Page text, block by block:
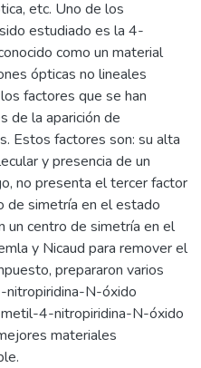
etc. Uno de los
estudiado es la 4-
como un material
ópticas no lineales
factores que se han
de la aparición de
Estos factores son: su alta
y presencia de un
no presenta el tercer factor
de simetría en el estado
un centro de simetría en el
y Nicaud para remover el
prepararon varios
nitropiridina-N-óxido
4-nitropiridina-N-óxido
materiales